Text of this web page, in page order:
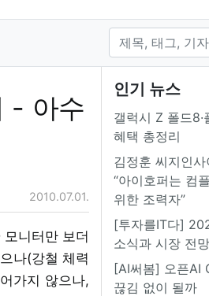
- 아수
2010.07.01.
니터만 보더
나(강철 체력
가지 않으나,
인기 뉴스
갤럭시 Z 폴드
혜택 총정리
김정훈 씨지인
“아이호퍼는 컴
위한 조력자”
[투자를IT다]
소식과 시장 전망
[AI써봄] 오픈AI
끊김 없이 될까